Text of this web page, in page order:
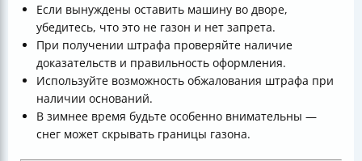
Если вынуждены оставить машину во дворе,
убедитесь, что это не газон и нет запрета.
При получении штрафа проверяйте наличие
доказательств и правильность оформления.
Используйте возможность обжалования штрафа при
наличии оснований.
В зимнее время будьте особенно внимательны —
снег может скрывать границы газона.